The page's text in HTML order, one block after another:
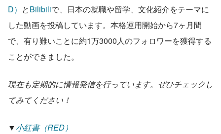
D） とBilibiliで、日本の就職や留学、文化紹介をテーマに
した動画を投稿しています。本格運用開始から7ヶ月間
で、有り難いことに約1万3000人のフォロワーを獲得する
ことができました。
現在も定期的に情報発信を行っています。ぜひチェックし
てみてください！
▼小紅書（RED）